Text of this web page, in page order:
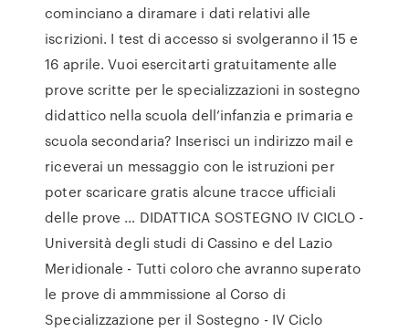
cominciano a diramare i dati relativi alle
iscrizioni. I test di accesso si svolgeranno il 15 e
16 aprile. Vuoi esercitarti gratuitamente alle
prove scritte per le specializzazioni in sostegno
didattico nella scuola dell’infanzia e primaria e
scuola secondaria? Inserisci un indirizzo mail e
riceverai un messaggio con le istruzioni per
poter scaricare gratis alcune tracce ufficiali
delle prove … DIDATTICA SOSTEGNO IV CICLO -
Università degli studi di Cassino e del Lazio
Meridionale - Tutti coloro che avranno superato
le prove di ammmissione al Corso di
Specializzazione per il Sostegno - IV Ciclo